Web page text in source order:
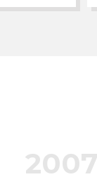
2007